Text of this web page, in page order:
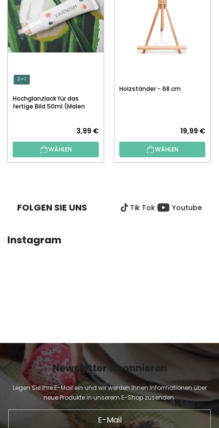
3 + 1
Hochglanzlack für das
fertige Bild 50ml (Malen
3,99 €
WÄHLEN
Holzständer - 68 cm
19,99 €
WÄHLEN
FOLGEN SIE UNS Tik Tok Youtube
Instagram
Newsletter abonnieren
Legen Sie Ihre E-Mail ein und wir werden Ihnen Informationen über
neue Produkte in unserem E-Shop zusenden.
E-Mail